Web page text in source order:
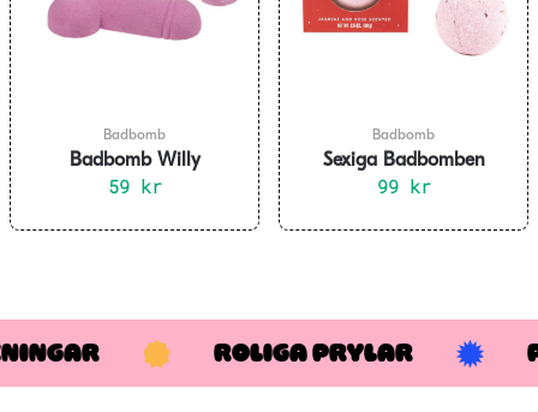
Badbomb
Badbomb Willy
Jordgubbsdoft
59 kr
Badbomb
Sexiga Badbomben
99 kr
ROLIGA PRYLAR